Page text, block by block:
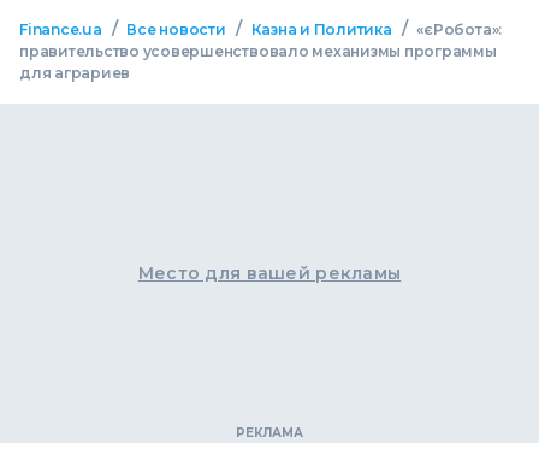
Finance.ua / Все новости / Казна и Политика / «єРобота»:
правительство усовершенствовало механизмы программы
для аграриев
Место для вашей рекламы